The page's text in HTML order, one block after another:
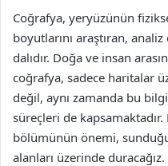
Coğrafya, yeryüzünün
boyutlarını araştıran,
dalıdır. Doğa ve insan
coğrafya, sadece haritalar
değil, aynı zamanda bu
süreçleri de
bölümünün önemi,
alanları üzerinde duracağız.